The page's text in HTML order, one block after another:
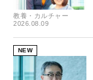
教養・カルチャー
2026.08.09
NEW